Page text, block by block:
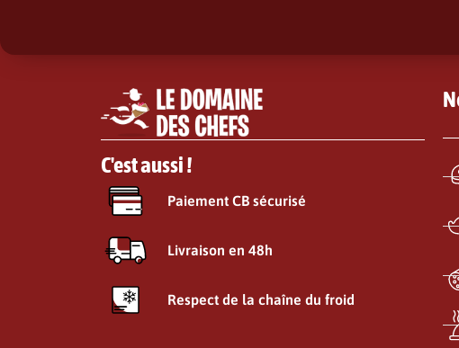
C'est aussi !
Paiement CB sécurisé
Livraison en 48h
Respect de la chaîne du froid